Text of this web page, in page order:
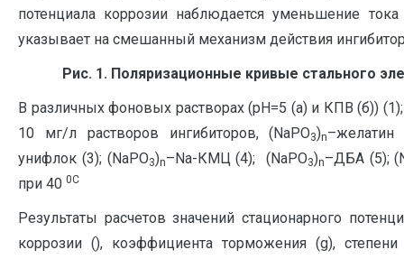
потенциала коррозии наблюдается уменьшение тока
указывает на смешанный механизм действия
Рис. 1. Поляризационные кривые стального
В различных фоновых растворах (рН=5 (а) и КПВ (б)) (1);
10 мг/л растворов ингибиторов, (NaPO3)n–желатин
унифлок (3); (NaPO3)n–Na-КМЦ (4); (NaPO3)n–ДБА (5);
при 40 0С
Результаты расчетов значений стационарного
коррозии (), коэффициента торможения (g),